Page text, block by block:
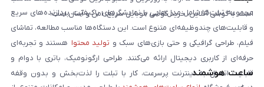
است. با گوشی آنلاین، خرید گوشی موبایل سریع، امن و آسان است.
مجموعه تبلت‌ها شامل مدل‌هایی با نمایشگرهای باکیفیت، پردازنده‌های سریع
و قابلیت‌های چندوظیفه‌ای متنوع است. این دستگاه‌ها مناسب مطالعه، تماشای
فیلم، طراحی گرافیکی و حتی بازی‌های سبک و تولید محتوا هستند و تجربه‌ای
حرفه‌ای از کاربری دیجیتال ارائه می‌کنند. طراحی ارگونومیک، باتری با دوام و
قابلیت اتصال به اینترنت پرسرعت، کار با تبلت را لذت‌بخش و بدون وقفه
ساعت هوشمند